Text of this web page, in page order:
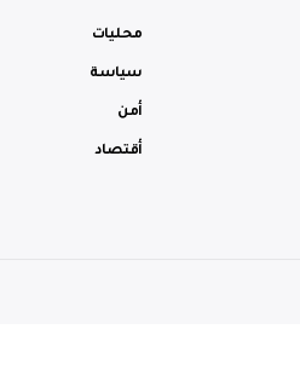
محليات
سياسة
أمن
أقتصاد